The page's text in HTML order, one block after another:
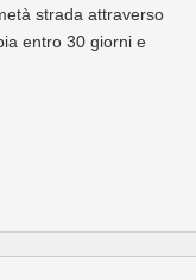
strada attraverso
entro 30 giorni e